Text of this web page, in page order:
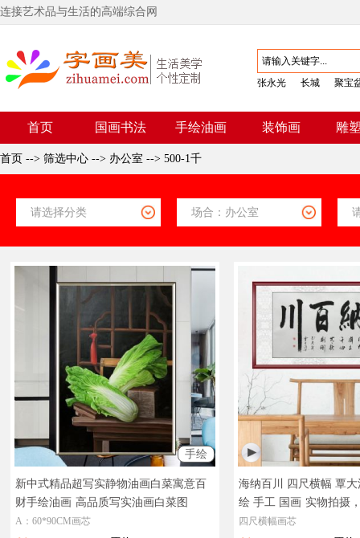
连接艺术品与生活的高端综合网
张永光 长城 聚宝
首页 国画书法 手绘油画 装饰画 雕
首页 --> 筛选中心 --> 办公室 --> 500-1千
手绘
新中式精品超写实静物油画白菜寓意百
财手绘油画 高品质写实油画白菜图
A：60*90CM画芯
海纳百川 四尺横幅 覃
绘 手工 国画 实物拍摄
线支付，全国免邮
四尺横幅画芯